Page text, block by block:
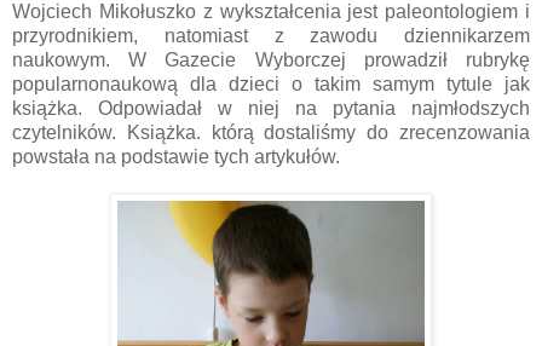
Wojciech Mikołuszko z wykształcenia jest paleontologiem i
przyrodnikiem, natomiast z zawodu dziennikarzem
naukowym. W Gazecie Wyborczej prowadził rubrykę
popularnonaukową dla dzieci o takim samym tytule jak
książka. Odpowiadał w niej na pytania najmłodszych
czytelników. Książka. którą dostaliśmy do zrecenzowania
powstała na podstawie tych artykułów.